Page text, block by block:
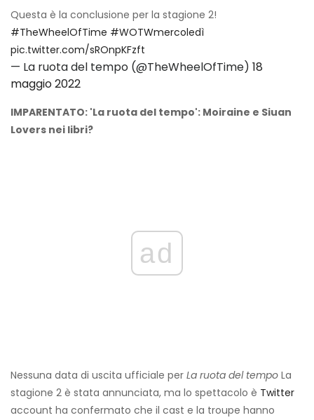
Questa è la conclusione per la stagione 2!
#TheWheelOfTime #WOTWmercoledì
pic.twitter.com/sROnpKFzft
— La ruota del tempo (@TheWheelOfTime) 18
maggio 2022
IMPARENTATO: 'La ruota del tempo': Moiraine e Siuan
Lovers nei libri?
ad
Nessuna data di uscita ufficiale per La ruota del tempo La
stagione 2 è stata annunciata, ma lo spettacolo è Twitter
account ha confermato che il cast e la troupe hanno